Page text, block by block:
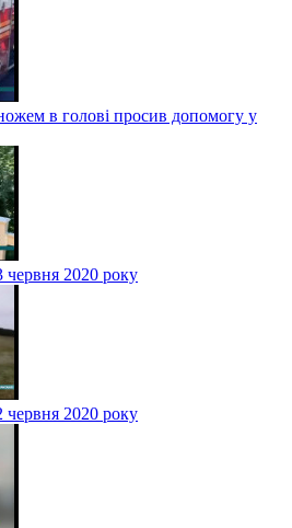
в голові просив допомогу у
червня 2020 року
червня 2020 року